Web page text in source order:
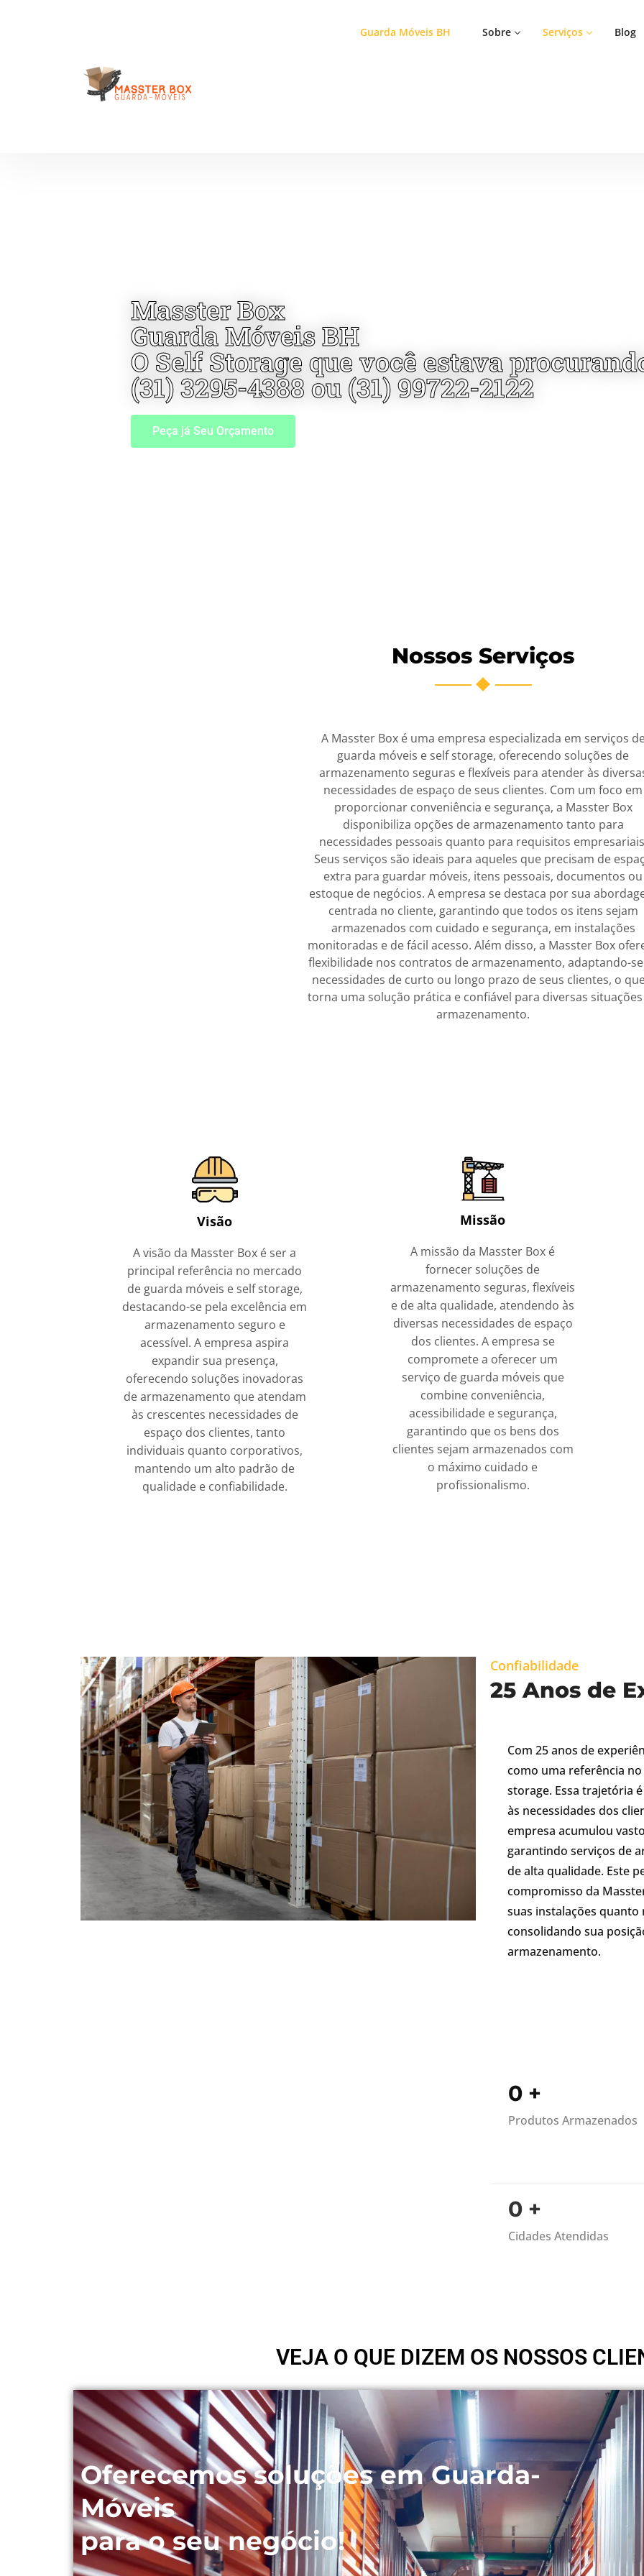
Guarda Móveis BH Sobre Serviços Blog
Masster Box
Guarda Móveis BH
O Self Storage que você estava
(31) 3295-4388 ou (31) 99722-2122
Peça já Seu Orçamento
Nossos Serviços
A Masster Box é uma empresa especializada em serviços
guarda móveis e self storage, oferecendo soluções de
armazenamento seguras e flexíveis para atender às
necessidades de espaço de seus clientes. Com um foco em
proporcionar conveniência e segurança, a Masster Box
disponibiliza opções de armazenamento tanto para
necessidades pessoais quanto para requisitos
Seus serviços são ideais para aqueles que precisam de
extra para guardar móveis, itens pessoais, documentos ou
estoque de negócios. A empresa se destaca por sua
centrada no cliente, garantindo que todos os itens sejam
armazenados com cuidado e segurança, em instalações
monitoradas e de fácil acesso. Além disso, a Masster Box
flexibilidade nos contratos de armazenamento, adaptando-
necessidades de curto ou longo prazo de seus clientes, o
torna uma solução prática e confiável para diversas
armazenamento.
Visão
A visão da Masster Box é ser a
principal referência no mercado
de guarda móveis e self storage,
destacando-se pela excelência em
armazenamento seguro e
acessível. A empresa aspira
expandir sua presença,
oferecendo soluções inovadoras
de armazenamento que atendam
às crescentes necessidades de
espaço dos clientes, tanto
individuais quanto corporativos,
mantendo um alto padrão de
qualidade e confiabilidade.
Missão
A missão da Masster Box é
fornecer soluções de
armazenamento seguras, flexíveis
e de alta qualidade, atendendo às
diversas necessidades de espaço
dos clientes. A empresa se
compromete a oferecer um
serviço de guarda móveis que
combine conveniência,
acessibilidade e segurança,
garantindo que os bens dos
clientes sejam armazenados com
o máximo cuidado e
profissionalismo.
Confiabilidade
25 Anos de
Com 25 anos de
como uma referência
storage. Essa trajetória
às necessidades dos
empresa acumulou
garantindo serviços de
de alta qualidade. Este
compromisso da
suas instalações
consolidando sua
armazenamento.
0 +
Produtos Armazenados
0 +
Cidades Atendidas
VEJA O QUE DIZEM OS NOSSOS
Oferecemos soluções em Guarda-
Móveis
para o seu negócio!